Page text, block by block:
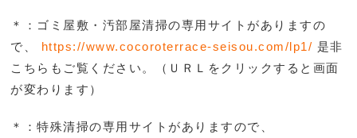
＊：ゴミ屋敷・汚部屋清掃の専用サイトがありますの
で、 https://www.cocoroterrace-seisou.com/lp1/ 是非
こち らもご覧ください。（ＵＲＬをクリックすると画面
が変わります）
＊：特殊清掃の専用サイトがありますので、